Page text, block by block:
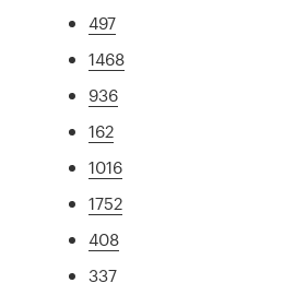
497
1468
936
162
1016
1752
408
337